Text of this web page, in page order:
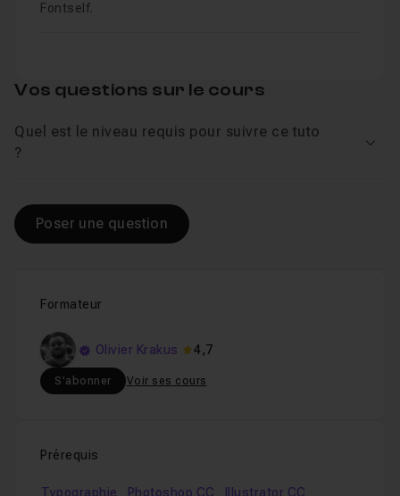
Fontself.
Formateur
Olivier Krakus 4,7
S'abonner Voir ses cours
Prérequis
Typographie Photoshop CC Illustrator CC
Vos questions sur le cours
Quel est le niveau requis pour suivre ce tuto
?
Poser une question